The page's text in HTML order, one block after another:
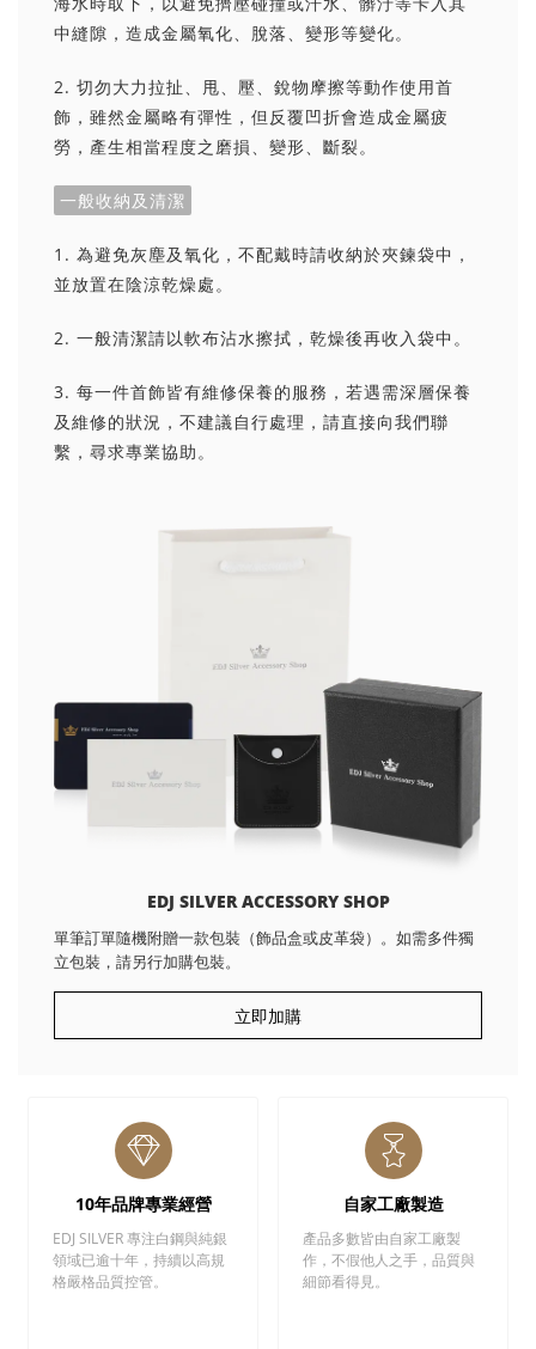
中縫隙，造成金屬氧化、脫落、變形等變化。
2. 切勿大力拉扯、甩、壓、銳物摩擦等動作使用首
飾，雖然金屬略有彈性，但反覆凹折會造成金屬疲
勞，產生相當程度之磨損、變形、斷裂。
一般收納及清潔
1. 為避免灰塵及氧化，不配戴時請收納於夾鍊袋中，
並放置在陰涼乾燥處。
2. 一般清潔請以軟布沾水擦拭，乾燥後再收入袋中。
3. 每一件首飾皆有維修保養的服務，若遇需深層保養
及維修的狀況，不建議自行處理，請直接向我們聯
繫，尋求專業協助。
EDJ SILVER ACCESSORY SHOP
單筆訂單隨機附贈一款包裝（飾品盒或皮革袋）。如需多件獨
立包裝，請另行加購包裝。
立即加購
10年品牌專業經營
EDJ SILVER 專注白鋼與純銀
領域已逾十年，持續以高規
格嚴格品質控管。
自家工廠製造
產品多數皆由自家工廠製
作，不假他人之手，品質與
細節看得見。